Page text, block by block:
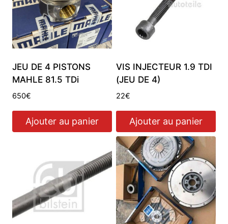
JEU DE 4 PISTONS
MAHLE 81.5 TDi
650€
Ajouter au panier
VIS INJECTEUR 1.9 TDI
(JEU DE 4)
22€
Ajouter au panier